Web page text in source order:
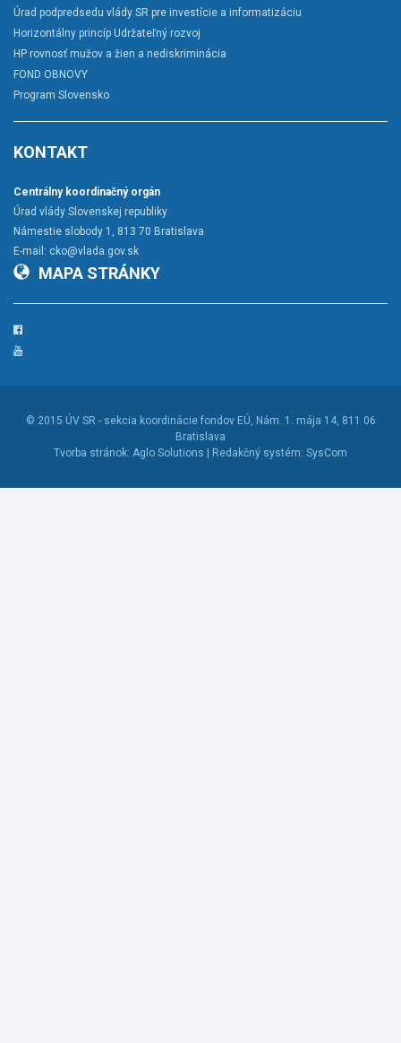
Úrad podpredsedu vlády SR pre investície a informatizáciu
Horizontálny princíp Udržateľný rozvoj
HP rovnosť mužov a žien a nediskriminácia
FOND OBNOVY
Program Slovensko
KONTAKT
Centrálny koordinačný orgán
Úrad vlády Slovenskej republiky
Námestie slobody 1, 813 70 Bratislava
E-mail: cko@vlada.gov.sk
MAPA STRÁNKY
Facebook
YouTube
© 2015 ÚV SR - sekcia koordinácie fondov EÚ, Nám. 1. mája 14, 811 06
Bratislava
Tvorba stránok: Aglo Solutions | Redakčný systém: SysCom